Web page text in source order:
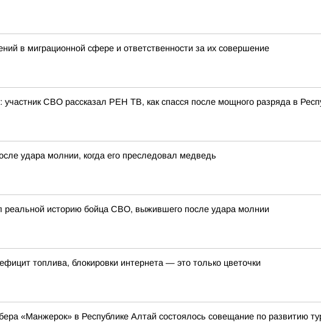
в миграционной сфере и ответственности за их совершение
СВО рассказал РЕН ТВ, как спасся после мощного разряда в
удара молнии, когда его преследовал медведь
реальной историю бойца СВО, выжившего после удара молнии
топлива, блокировки интернета — это только цветочки
«Манжерок» в Республике Алтай состоялось совещание по развитию